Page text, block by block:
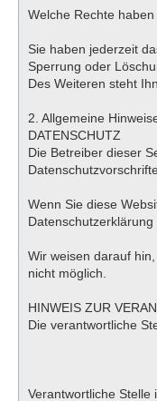
Welche Rechte
Sie haben jederzeit
Sperrung oder
Des Weiteren steht
2. Allgemeine
DATENSCHUTZ
Die Betreiber dieser
Wenn Sie diese
Wir weisen darauf
nicht möglich.
HINWEIS ZUR
Die verantwortliche
Verantwortliche